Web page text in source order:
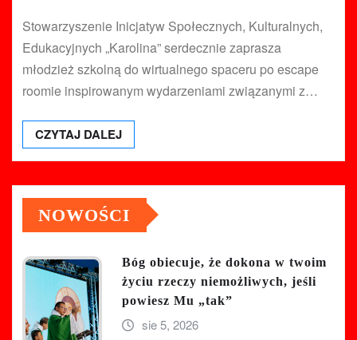
Stowarzyszenie Inicjatyw Społecznych, Kulturalnych,
Edukacyjnych „Karolina” serdecznie zaprasza
młodzież szkolną do wirtualnego spaceru po escape
roomie inspirowanym wydarzeniami związanymi z…
CZYTAJ DALEJ
NOWOŚCI
Bóg obiecuje, że dokona w twoim
życiu rzeczy niemożliwych, jeśli
powiesz Mu „tak”
sie 5, 2026